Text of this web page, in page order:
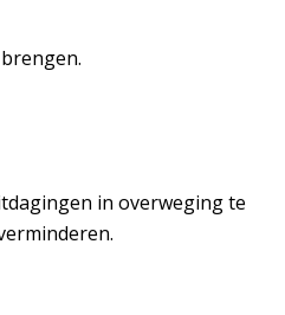
in overweging te